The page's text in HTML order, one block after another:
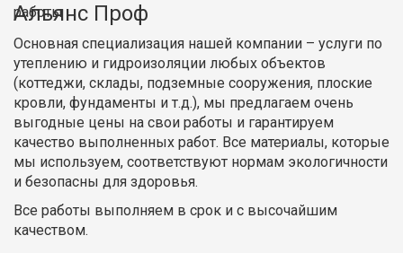
Альянс Проф
Основная специализация нашей компании – услуги по
утеплению и гидроизоляции любых объектов
(коттеджи, склады, подземные сооружения, плоские
кровли, фундаменты и т.д.), мы предлагаем очень
выгодные цены на свои работы и гарантируем
качество выполненных работ. Все материалы, которые
мы используем, соответствуют нормам экологичности
и безопасны для здоровья.
Все работы выполняем в срок и с высочайшим
качеством.